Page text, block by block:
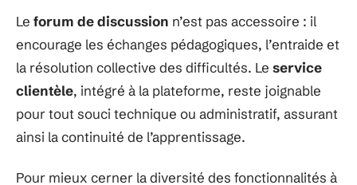
Le forum de discussion n’est pas accessoire : il
encourage les échanges pédagogiques, l’entraide et
la résolution collective des difficultés. Le service
clientèle, intégré à la plateforme, reste joignable
pour tout souci technique ou administratif, assurant
ainsi la continuité de l’apprentissage.
Pour mieux cerner la diversité des fonctionnalités à